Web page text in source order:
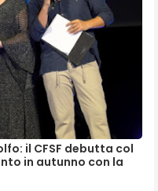
il CFSF debutta col
in autunno con la